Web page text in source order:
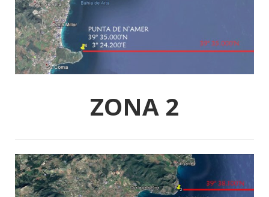
ZONA 2